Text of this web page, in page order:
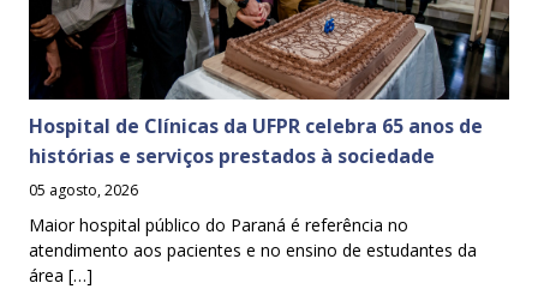
Hospital de Clínicas da UFPR celebra 65 anos de
histórias e serviços prestados à sociedade
05 agosto, 2026
Maior hospital público do Paraná é referência no
atendimento aos pacientes e no ensino de estudantes da
área […]